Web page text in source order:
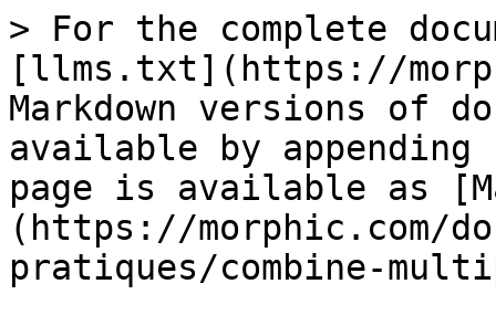
> For the complete
[llms.txt](https://
Markdown versions of
available by
page is available as
(https://morphic.com/
pratiques/combine-